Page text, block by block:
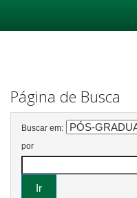
Página de Busca
Buscar em:
por